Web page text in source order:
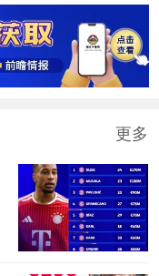
更多